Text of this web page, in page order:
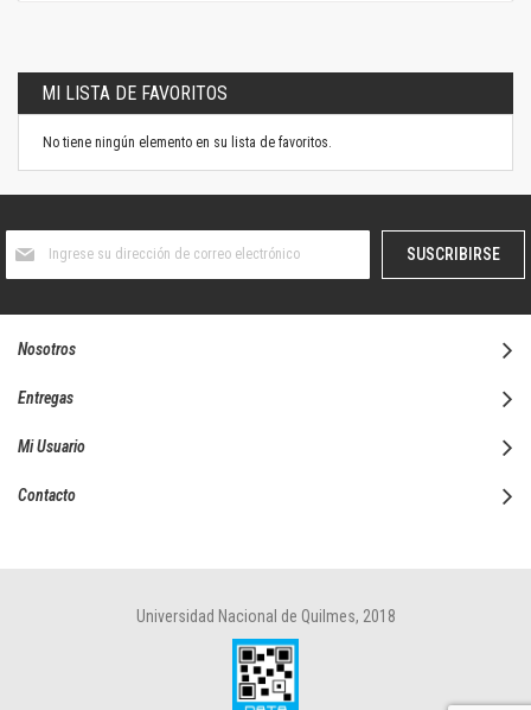
MI LISTA DE FAVORITOS
No tiene ningún elemento en su lista de favoritos.
boletín
SUSCRIBIRSE
Nosotros
Entregas
Mi Usuario
Contacto
Universidad Nacional de Quilmes, 2018